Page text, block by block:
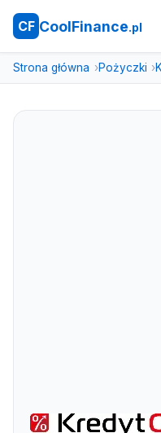
CF CoolFinance.pl
Strona główna Pożyczki